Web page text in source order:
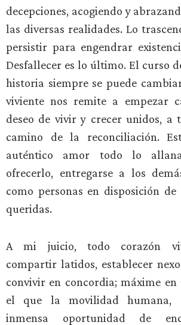
decepciones, acogiendo y
las diversas realidades. Lo
persistir para engendrar
Desfallecer es lo último. El curso
historia siempre se puede
viviente nos remite a empezar
deseo de vivir y crecer unidos, a
camino de la reconciliación.
auténtico amor todo lo
ofrecerlo, entregarse a los
como personas en disposición
queridas.
A mi juicio, todo corazón
compartir latidos, establecer
convivir en concordia; máxime
el que la movilidad humana,
inmensa oportunidad de